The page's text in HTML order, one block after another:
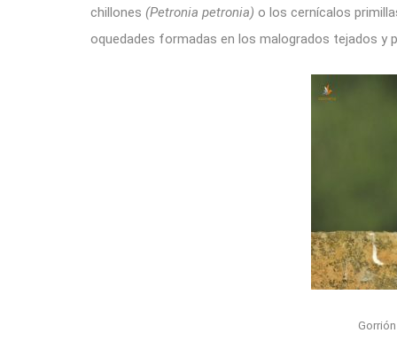
chillones (Petronia petronia) o los cernícalos
oquedades formadas en los malogrados tejados y